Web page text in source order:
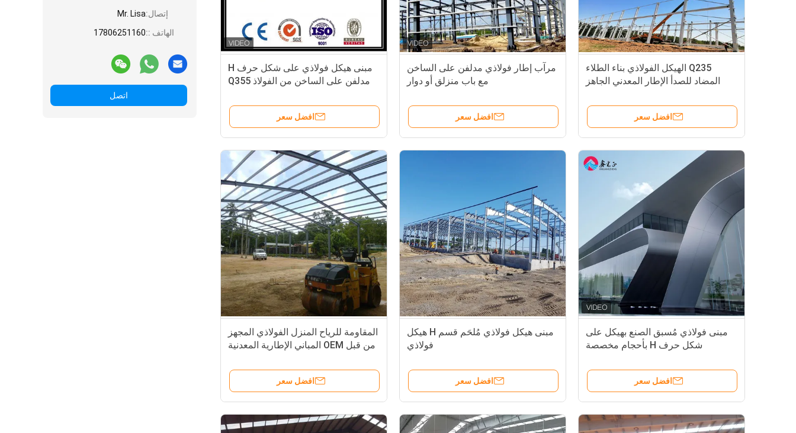
إتصال:Mr. Lisa
الهاتف ::17806251160
اتصل
مبنى هيكل فولاذي على شكل حرف H
مدلفن على الساخن من الفولاذ Q355
افضل سعر
مرآب إطار فولاذي مدلفن على الساخن
مع باب منزلق أو دوار
افضل سعر
Q235 الهيكل الفولاذي بناء الطلاء
المضاد للصدأ الإطار المعدني الجاهز
افضل سعر
المقاومة للرياح المنزل الفولاذي المجهز
من قبل OEM المباني الإطارية المعدنية
افضل سعر
مبنى هيكل فولاذي مُلحَم قسم H هيكل
فولاذي
افضل سعر
مبنى فولاذي مُسبق الصنع بهيكل على
شكل حرف H بأحجام مخصصة
افضل سعر